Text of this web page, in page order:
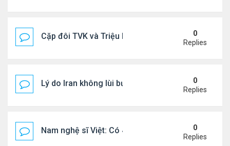
Cặp đôi TVK và Triệu Mẫn được yêu thích nhất
0
Replies
Lý do Iran không lùi bước trước lời đe dọa của
0
Replies
Nam nghệ sĩ Việt: Có 4 nhà ở Pháp, sống gần
0
Replies